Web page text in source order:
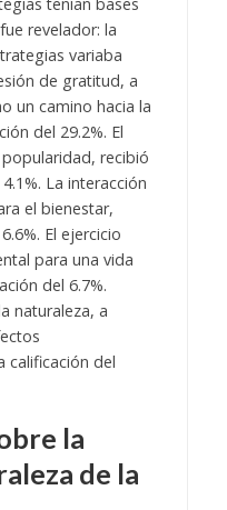
revelador: la
variaba
de gratitud, a
un camino hacia la
del 29.2%. El
recibió
La interacción
el bienestar,
El ejercicio
para una vida
del 6.7%.
naturaleza, a
calificación del
la
de la